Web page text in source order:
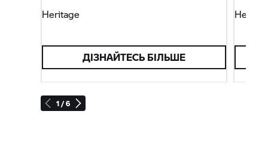
1 / 6
Heritage
ДІЗНАЙТЕСЬ БІЛЬШЕ